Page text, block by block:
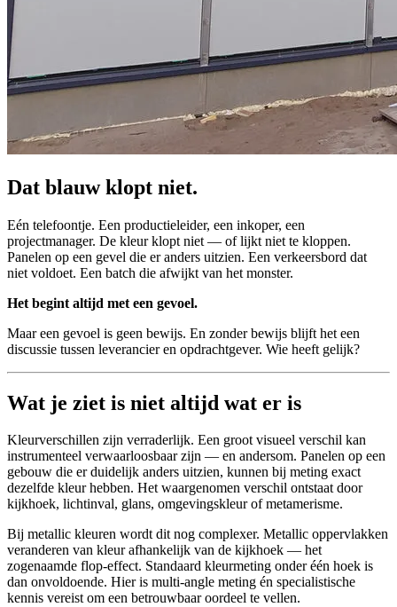
Dat blauw klopt niet.
Eén telefoontje. Een productieleider, een inkoper, een
projectmanager. De kleur klopt niet — of lijkt niet te kloppen.
Panelen op een gevel die er anders uitzien. Een verkeersbord dat
niet voldoet. Een batch die afwijkt van het monster.
Het begint altijd met een gevoel.
Maar een gevoel is geen bewijs. En zonder bewijs blijft het een
discussie tussen leverancier en opdrachtgever. Wie heeft gelijk?
Wat je ziet is niet altijd wat er is
Kleurverschillen zijn verraderlijk. Een groot visueel verschil kan
instrumenteel verwaarloosbaar zijn — en andersom. Panelen op een
gebouw die er duidelijk anders uitzien, kunnen bij meting exact
dezelfde kleur hebben. Het waargenomen verschil ontstaat door
kijkhoek, lichtinval, glans, omgevingskleur of metamerisme.
Bij metallic kleuren wordt dit nog complexer. Metallic oppervlakken
veranderen van kleur afhankelijk van de kijkhoek — het
zogenaamde flop-effect. Standaard kleurmeting onder één hoek is
dan onvoldoende. Hier is multi-angle meting én specialistische
kennis vereist om een betrouwbaar oordeel te vellen.